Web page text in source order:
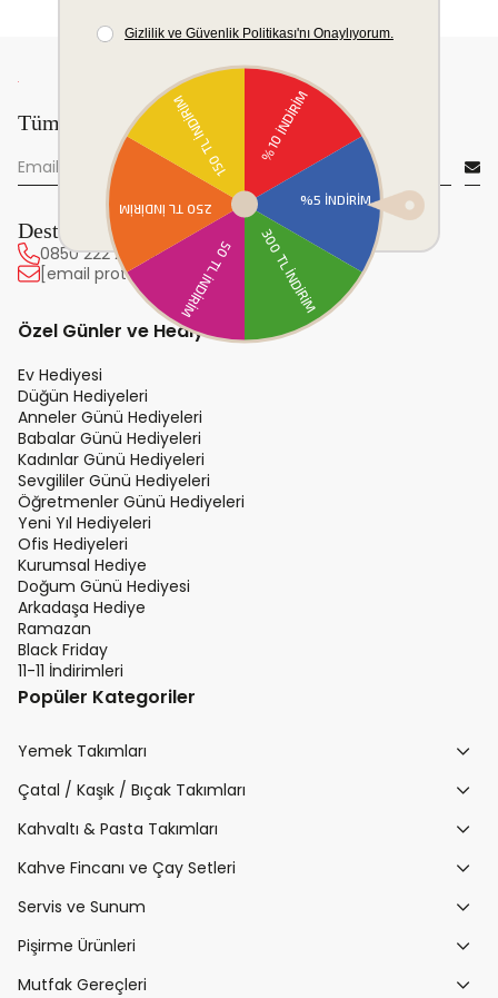
Tüm yeniliklerden önce sen haberdar ol!
Destek Hattı
0850 222 20 63
[email protected]
Özel Günler ve Hediye
Ev Hediyesi
Düğün Hediyeleri
Anneler Günü Hediyeleri
Babalar Günü Hediyeleri
Kadınlar Günü Hediyeleri
Sevgililer Günü Hediyeleri
Öğretmenler Günü Hediyeleri
Yeni Yıl Hediyeleri
Ofis Hediyeleri
Kurumsal Hediye
Doğum Günü Hediyesi
Arkadaşa Hediye
Ramazan
Black Friday
11-11 İndirimleri
Popüler Kategoriler
Yemek Takımları
Çatal / Kaşık / Bıçak Takımları
Kahvaltı & Pasta Takımları
Kahve Fincanı ve Çay Setleri
Servis ve Sunum
Pişirme Ürünleri
Mutfak Gereçleri